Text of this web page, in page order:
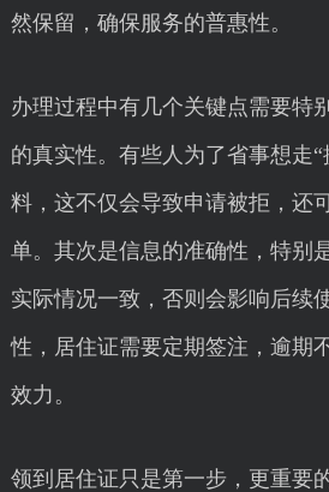
然保留，确保服务的普惠性。
办理过程中有几个关键点需要特
的真实性。有些人为了省事想走
料，这不仅会导致申请被拒，还
单。其次是信息的准确性，特别
实际情况一致，否则会影响后续
性，居住证需要定期签注，逾期
效力。
领到居住证只是第一步，更重要